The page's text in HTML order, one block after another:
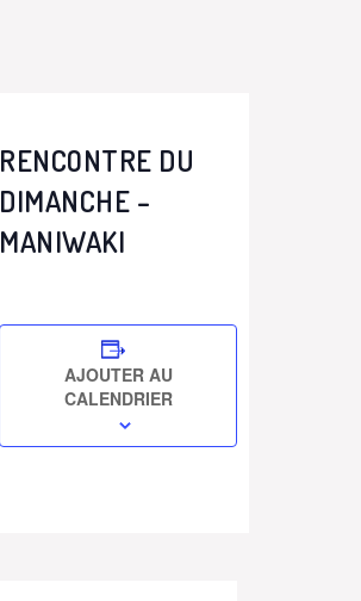
RENCONTRE DU
DIMANCHE –
MANIWAKI
AJOUTER AU
CALENDRIER